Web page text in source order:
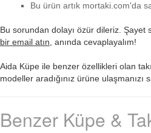
Bu ürün artık mortaki.com'da
Bu sorundan dolayı özür dileriz. Şayet
bir email atın , anında cevaplayalım!
Aida Küpe ile benzer özellikleri olan
modeller aradığınız ürüne ulaşmanızı
Benzer Küpe &